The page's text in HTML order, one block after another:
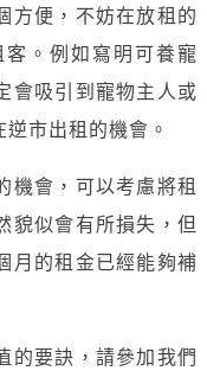
方便，不妨在放租的
。例如寫明可養寵
會吸引到寵物主人或
市出租的機會。
機會，可以考慮將租
貌似會有所損失，但
月的租金已經能夠補
的要訣，請參加我們